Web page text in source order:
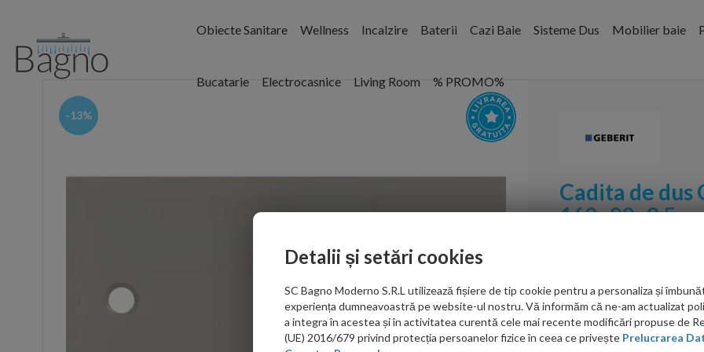
Obiecte Sanitare Wellness Incalzire Baterii Cazi Baie Sisteme Dus Mobilier baie
Bucatarie Electrocasnice Living Room % PROMO%
-13%
Cadita de
160x90x3.5
PRP: 4,389.00 RON
3,845.00 RON
Ati gasit in alta
Detalii și setări cookies
SC Bagno Moderno S.R.L utilizează fișiere de tip cookie pentru a personaliza și
experiența dumneavoastră pe website-ul nostru. Vă informăm că ne-am actualizat
a integra în acestea și în activitatea curentă cele mai recente modificări propuse de
(UE) 2016/679 privind protecția persoanelor fizice în ceea ce privește Prelucrarea